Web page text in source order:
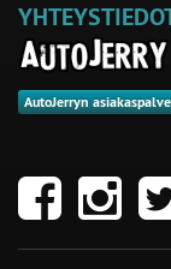
AutoJerryn